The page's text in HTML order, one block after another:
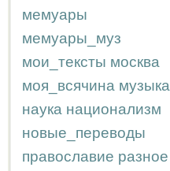
мемуары
мемуары_муз
мои_тексты москва
моя_всячина музыка
наука национализм
новые_переводы
православие разное